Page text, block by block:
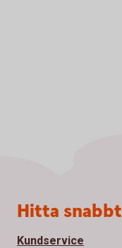
Sidfot
Hitta snabbt
Kundservice